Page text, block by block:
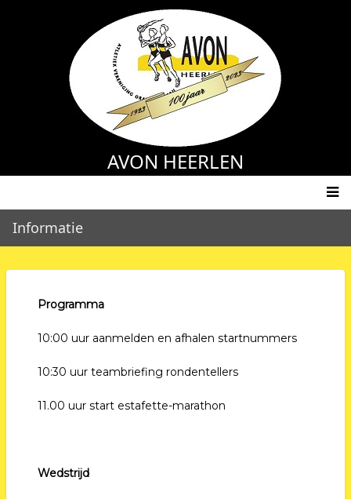
AVON HEERLEN
Main
navigation
Informatie
Programma
10:00 uur aanmelden en afhalen startnummers
10:30 uur teambriefing rondentellers
11.00 uur start estafette-marathon
Wedstrijd